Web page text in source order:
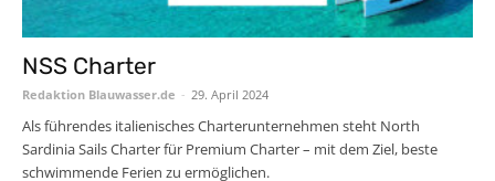
NSS Charter
Redaktion Blauwasser.de - 29. April 2024
Als führendes italienisches Charterunternehmen steht North
Sardinia Sails Charter für Premium Charter – mit dem Ziel, beste
schwimmende Ferien zu ermöglichen.